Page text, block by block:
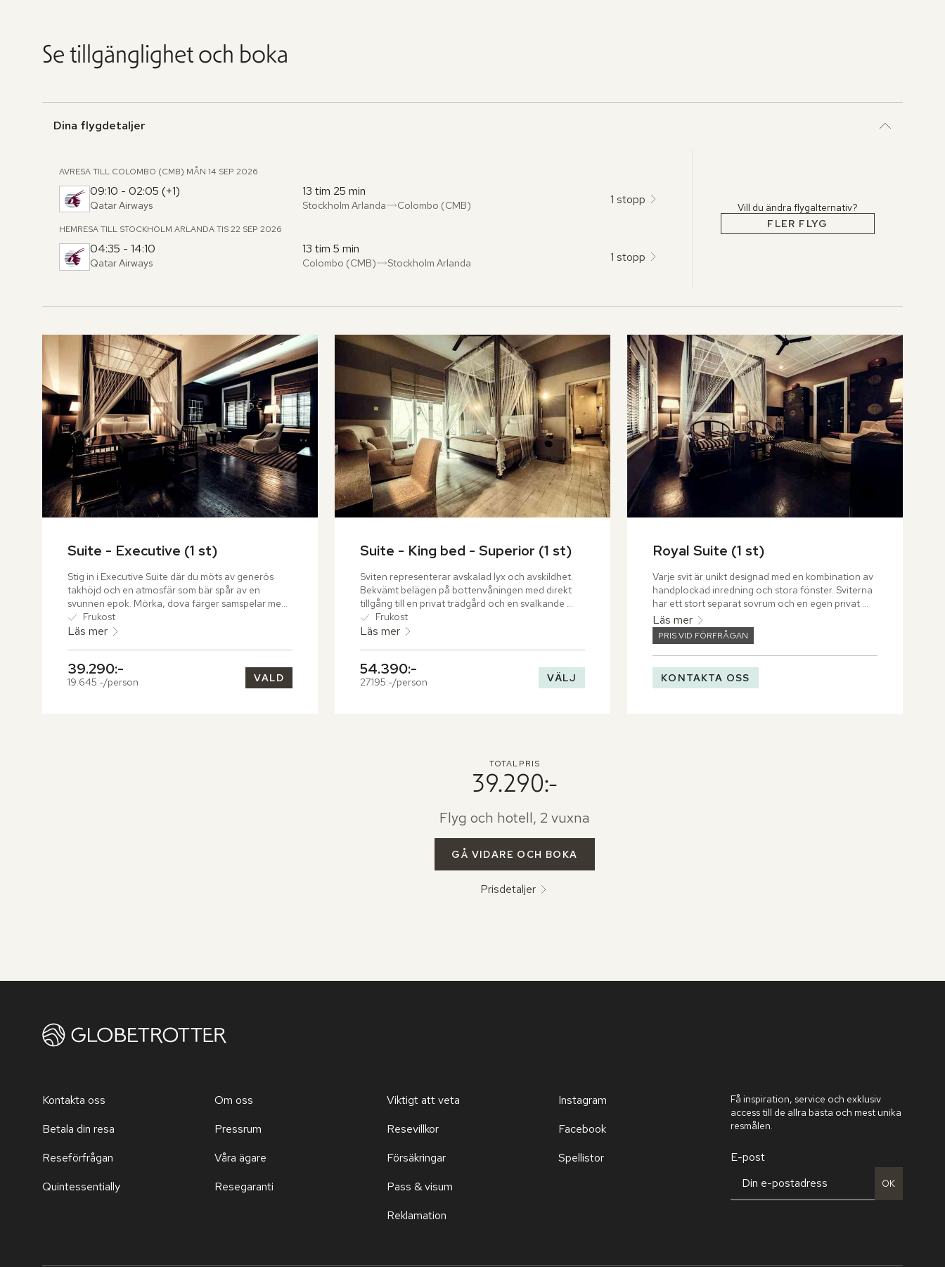
Se tillgänglighet och boka
Dina flygdetaljer
AVRESA TILL COLOMBO (CMB) MÅN 14 SEP 2026
09:10 - 02:05 (+1)
Qatar Airways
13 tim 25 min
Från:
Stockholm Arlanda
,till: Colombo (CMB) 1 stopp
HEMRESA TILL STOCKHOLM ARLANDATIS 22 SEP 2026
04:35 - 14:10
Qatar Airways
13 tim 5 min
Från:
Colombo (CMB)
,till: Stockholm Arlanda 1 stopp
Vill du ändra flygalternativ?
FLER FLYG
över
rumslistan
Suite - Executive (1 st)
Stig in i Executive Suite där du möts av generös
takhöjd och en atmosfär som bär spår av en
svunnen epok. Mörka, dova färger samspelar med
djupa träslag och skapar en varm, omfamnande
känsla.
Frukost
Läs mer
39.290:-
19.645:-/person VALD
Suite - King bed - Superior (1 st)
Sviten representerar avskalad lyx och avskildhet.
Bekvämt belägen på bottenvåningen med direkt
tillgång till en privat trädgård och en svalkande
plunge pool. Interiören rör sig i mjuka toner av
elfenbensvitt och askgrått, en stillsam palett som
Frukost
Läs mer
54.390:-
27.195:-/person VÄLJ
Royal Suite (1 st)
Varje svit är unikt designad med en kombination av
handplockad inredning och stora fönster. Sviterna
har ett stort separat sovrum och en egen privat
lounge för umgänge eller njutningsfulla stunder i
lugn och ro.
Läs mer
PRIS VID FÖRFRÅGAN
KONTAKTA OSS
TOTALPRIS
39.290:-
Flyg och hotell, 2 vuxna
GÅ VIDARE OCH BOKA
Prisdetaljer
Kontakta oss
Betala din resa
Reseförfrågan
Quintessentially
Om oss
Pressrum
Våra ägare
Resegaranti
Viktigt att veta
Resevillkor
Försäkringar
Pass & visum
Reklamation
Instagram
Facebook
Spellistor
Få inspiration, service och exklusiv
access till de allra bästa och mest unika
resmålen.
E-post
OK